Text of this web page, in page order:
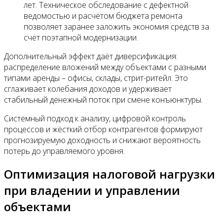
лет. Техническое обследование с дефектной
ведомостью и расчётом бюджета ремонта
позволяет заранее заложить экономия средств за
счёт поэтапной модернизации.
Дополнительный эффект даёт диверсификация:
распределение вложений между объектами с разными
типами аренды – офисы, склады, стрит-ритейл. Это
сглаживает колебания доходов и удерживает
стабильный денежный поток при смене конъюнктуры.
Системный подход к анализу, цифровой контроль
процессов и жёсткий отбор контрагентов формируют
прогнозируемую доходность и снижают вероятность
потерь до управляемого уровня.
Оптимизация налоговой нагрузки
при владении и управлении
объектами